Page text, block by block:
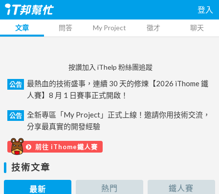
登入
文章 問答 My Project 徵才 聊天
按讚加入 iThelp 粉絲團追蹤
公告
最熱血的技術盛事，連續 30 天的修煉【2026 iThome 鐵
人賽】8 月 1 日賽事正式開啟！
公告
全新專區「My Project」正式上線！邀請你用技術交流，
分享最真實的開發經驗
前往 iThome鐵人賽
技術文章
最新 熱門 鐵人賽